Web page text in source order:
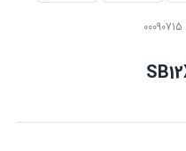
00090715